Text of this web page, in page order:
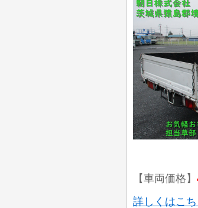
【車両価格】
詳しくはこち